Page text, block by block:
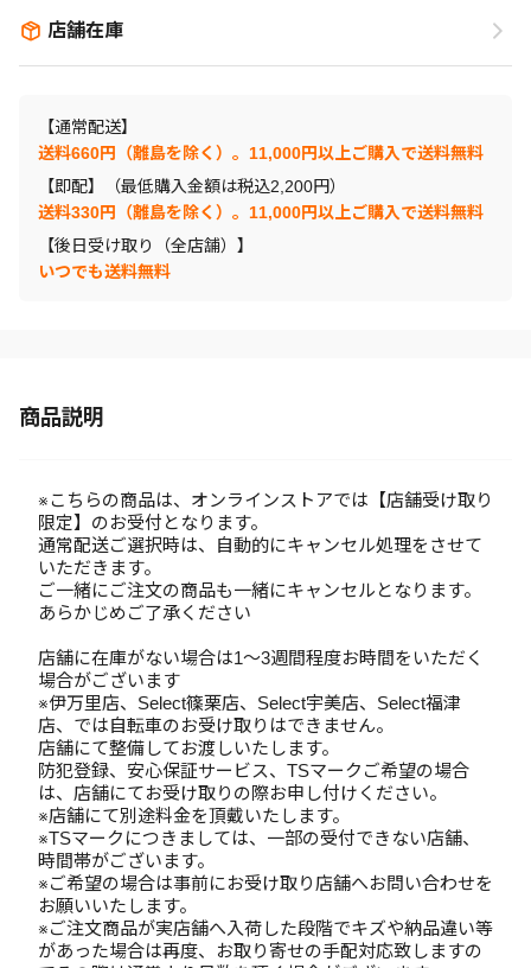
店舗在庫
【通常配送】
送料660円（離島を除く）。11,000円以上ご購入で送料無料
【即配】（最低購入金額は税込2,200円）
送料330円（離島を除く）。11,000円以上ご購入で送料無料
【後日受け取り（全店舗）】
いつでも送料無料
商品説明
※こちらの商品は、オンラインストアでは【店舗受け取り
限定】のお受付となります。
通常配送ご選択時は、自動的にキャンセル処理をさせて
いただきます。
ご一緒にご注文の商品も一緒にキャンセルとなります。
あらかじめご了承ください
店舗に在庫がない場合は1～3週間程度お時間をいただく
場合がございます
※伊万里店、Select篠栗店、Select宇美店、Select福津
店、では自転車のお受け取りはできません。
店舗にて整備してお渡しいたします。
防犯登録、安心保証サービス、TSマークご希望の場合
は、店舗にてお受け取りの際お申し付けください。
※店舗にて別途料金を頂戴いたします。
※TSマークにつきましては、一部の受付できない店舗、
時間帯がございます。
※ご希望の場合は事前にお受け取り店舗へお問い合わせを
お願いいたします。
※ご注文商品が実店舗へ入荷した段階でキズや納品違い等
があった場合は再度、お取り寄せの手配対応致しますの